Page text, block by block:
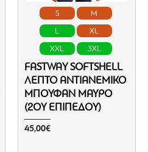
S M
L XL
XXL 3XL
FASTWAY SOFTSHELL
ΛΕΠΤΌ ΑΝΤΙΑΝΕΜΙΚΌ
ΜΠΟΥΦΆΝ ΜΑΎΡΟ
(2ΟΥ ΕΠΙΠΈΔΟΥ)
45,00€